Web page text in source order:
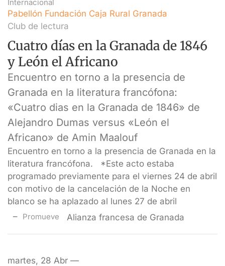
Internacional
Pabellón Fundación Caja Rural Granada
Club de lectura
Cuatro días en la Granada de 1846
y León el Africano
Encuentro en torno a la presencia de
Granada en la literatura francófona:
«Cuatro dias en la Granada de 1846» de
Alejandro Dumas versus «León el
Africano» de Amin Maalouf
Encuentro en torno a la presencia de Granada en la
literatura francófona. *Este acto estaba
programado previamente para el viernes 24 de abril
con motivo de la cancelación de la Noche en
blanco se ha aplazado al lunes 27 de abril
Promueve Alianza francesa de Granada
martes, 28 Abr —